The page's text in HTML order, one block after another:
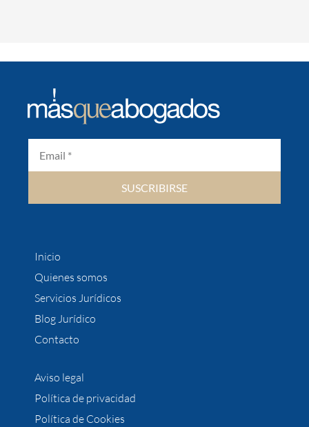
SUSCRIBIRSE
Inicio
Quienes somos
Servicios Jurídicos
Blog Jurídico
Contacto
Aviso legal
Política de privacidad
Política de Cookies